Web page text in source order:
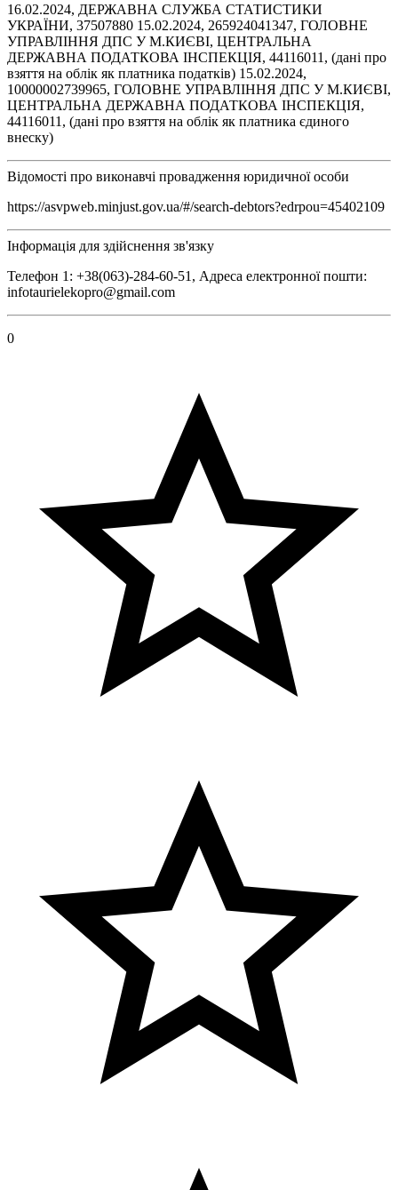
16.02.2024, ДЕРЖАВНА СЛУЖБА СТАТИСТИКИ
УКРАЇНИ, 37507880 15.02.2024, 265924041347, ГОЛОВНЕ
УПРАВЛІННЯ ДПС У М.КИЄВІ, ЦЕНТРАЛЬНА
ДЕРЖАВНА ПОДАТКОВА ІНСПЕКЦІЯ, 44116011, (дані про
взяття на облік як платника податків) 15.02.2024,
10000002739965, ГОЛОВНЕ УПРАВЛІННЯ ДПС У М.КИЄВІ,
ЦЕНТРАЛЬНА ДЕРЖАВНА ПОДАТКОВА ІНСПЕКЦІЯ,
44116011, (дані про взяття на облік як платника єдиного
внеску)
Відомості про виконавчі провадження юридичної особи
https://asvpweb.minjust.gov.ua/#/search-debtors?edrpou=45402109
Інформація для здійснення зв'язку
Телефон 1: +38(063)-284-60-51, Адреса електронної пошти:
infotaurielekopro@gmail.com
0